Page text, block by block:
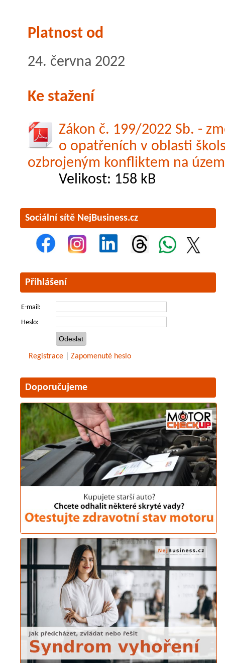
Platnost od
24. června 2022
Ke stažení
Zákon č. 199/2022 Sb. -
o opatřeních v oblasti
ozbrojeným konfliktem na
Velikost: 158 kB
Sociální sítě NejBusiness.cz
Přihlášení
E-mail:
Heslo:
Registrace Zapomenuté heslo
Doporučujeme